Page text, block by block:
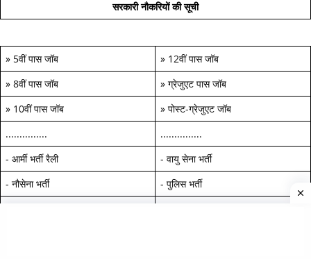
सरकारी नौकरियों की सूची
» 5वीं पास जॉब » 12वीं पास जॉब
» 8वीं पास जॉब » ग्रेजुएट पास जॉब
» 10वीं पास जॉब » पोस्ट-ग्रेजुएट जॉब
...............
...............
- आर्मी भर्ती रैली - वायु सेना भर्ती
- नौसेना भर्ती - पुलिस भर्ती